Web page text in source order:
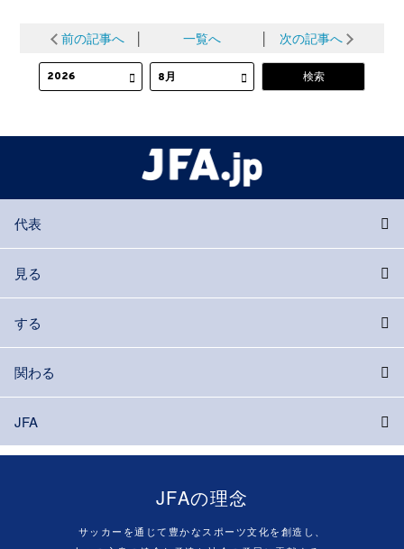
前の記事へ 一覧へ 次の記事へ
代表
見る
する
関わる
JFA
JFAの理念
サッカーを通じて豊かなスポーツ文化を創造し、